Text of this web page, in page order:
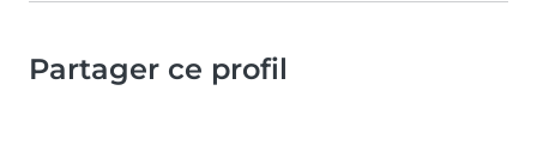
Partager ce profil